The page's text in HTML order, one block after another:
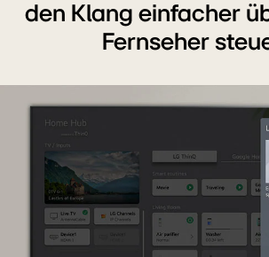
den Klang einfacher
Fernseher